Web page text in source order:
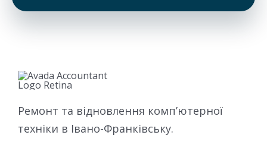
Ремонт та відновлення комп’ютерної
техніки в Івано-Франківську.